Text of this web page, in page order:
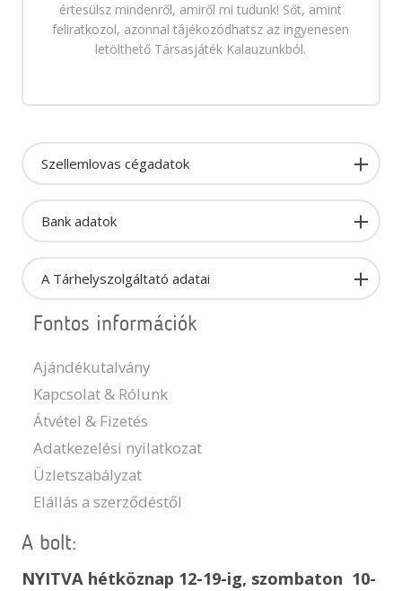
értesülsz mindenről, amiről mi tudunk! Sőt, amint
feliratkozol, azonnal tájékozódhatsz az ingyenesen
letölthető Társasjáték Kalauzunkból.
Szellemlovas cégadatok
Bank adatok
A Tárhelyszolgáltató adatai
Fontos információk
Ajándékutalvány
Kapcsolat & Rólunk
Átvétel & Fizetés
Adatkezelési nyilatkozat
Üzletszabályzat
Elállás a szerződéstől
A bolt:
NYITVA hétköznap 12-19-ig, szombaton 10-